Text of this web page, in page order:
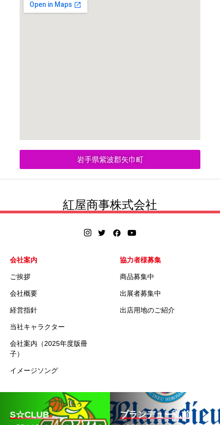
岩手県紫波郡矢巾町
紅屋商事株式会社
会社案内
ご挨拶
会社概要
経営指針
当社キャラクター
会社案内（2025年度版冊
子）
イメージソング
協力者様募集
商品募集中
出展者募集中
出店用地のご紹介
S☆CLUB ブランデュー弘前